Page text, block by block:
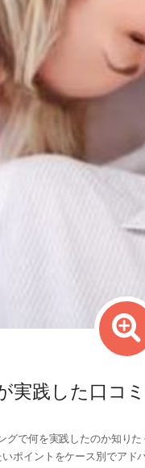
実践した口コ
グで何を実践したのか知り
ポイントをケース別でアド